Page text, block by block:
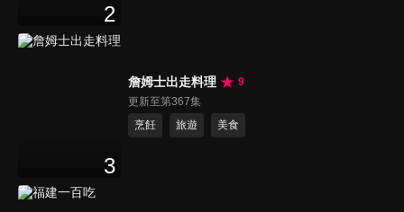
2
3
詹姆士出走料理
9
更新至第367集
烹飪
旅遊 美食